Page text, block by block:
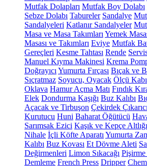
Mutfak Dolapları Mutfak Boy Dolabı
Sebze Dolabı Tabureler Sandalye
Sandalyeleri Katlanır Sandalyeler
Masa ve Masa Takımları Yemek
Masası ve Takımları Eviye Mutfak
Gereçleri Kesme Tahtası Rende
Manuel Kıyma Makinesi Krema
Doğrayıcı Yumurta Fırçası Bıçak ve
Sıçratmaz Soyucu, Oyacak Ölçü
Oklava Hamur Açma Matı Fındık
Elek Dondurma Kaşığı Buz Kalıbı
Açacak ve Tirbuşon Çekirdek Çıkarıcı
Kurutucu Huni Baharat Öğütücü
Sarımsak Ezici Kaşık ve Kepçe Altlığı
Nihale İçli Köfte Aparatı Yumurta
Kalıbı Buz Kovası Et Dövme Aleti
Değirmenleri Limon Sıkacağı
Demleme French Press Dripper